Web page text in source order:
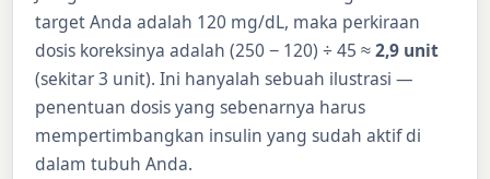
target Anda adalah 120 mg/dL, maka perkiraan
dosis koreksinya adalah (250 − 120) ÷ 45 ≈2,9 unit
(sekitar 3 unit). Ini hanyalah sebuah ilustrasi —
penentuan dosis yang sebenarnya harus
mempertimbangkan insulin yang sudah aktif di
dalam tubuh Anda.